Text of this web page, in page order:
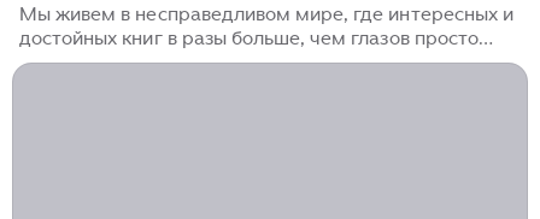
Мы живем в несправедливом мире, где интересных и
достойных книг в разы больше, чем глазов просто
физической возможности их прочесть. А потому